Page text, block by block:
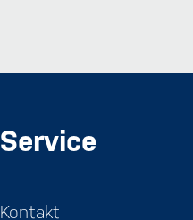
Service
Kontakt